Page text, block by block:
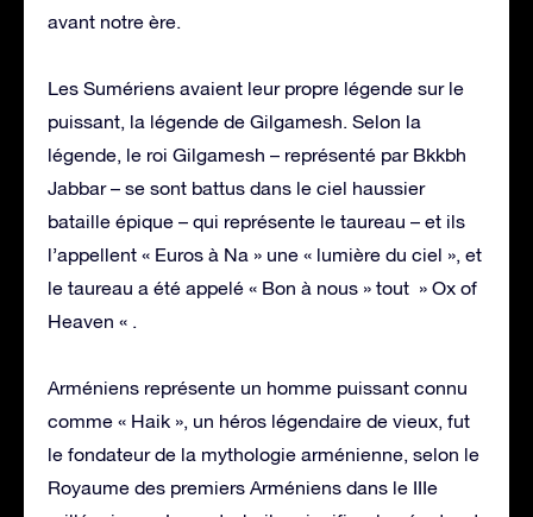
avant notre ère.
Les Sumériens avaient leur propre légende sur le
puissant, la légende de Gilgamesh. Selon la
légende, le roi Gilgamesh – représenté par Bkkbh
Jabbar – se sont battus dans le ciel haussier
bataille épique – qui représente le taureau – et ils
l’appellent « Euros à Na » une « lumière du ciel », et
le taureau a été appelé « Bon à nous » tout » Ox of
Heaven « .
Arméniens représente un homme puissant connu
comme « Haik », un héros légendaire de vieux, fut
le fondateur de la mythologie arménienne, selon le
Royaume des premiers Arméniens dans le IIIe